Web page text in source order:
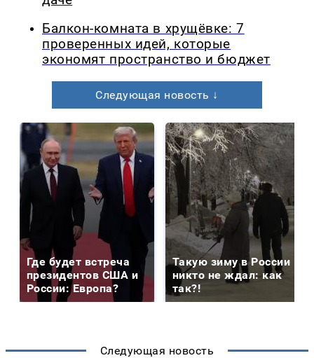
Балкон-комната в хрущёвке: 7
проверенных идей, которые
экономят пространство и бюджет
Следующая новость ↓
Где будет встреча
президентов США и
России: Европа?
Такую зиму в России
никто не ждал: как
так?!
Следующая новость